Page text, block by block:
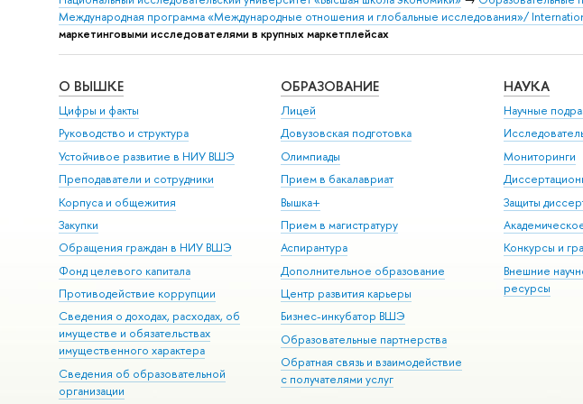
Международная программа «Международные отношения и глобальные исследования»/
маркетинговыми исследователями в крупных маркетплейсах
О ВЫШКЕ
Цифры и факты
Руководство и структура
Устойчивое развитие в НИУ ВШЭ
Преподаватели и сотрудники
Корпуса и общежития
Закупки
Обращения граждан в НИУ ВШЭ
Фонд целевого капитала
Противодействие коррупции
Сведения о доходах, расходах, об
имуществе и обязательствах
имущественного характера
Сведения об образовательной
организации
ОБРАЗОВАНИЕ
Лицей
Довузовская подготовка
Олимпиады
Прием в бакалавриат
Вышка+
Прием в магистратуру
Аспирантура
Дополнительное образование
Центр развития карьеры
Бизнес-инкубатор ВШЭ
Образовательные партнерства
Обратная связь и взаимодействие
с получателями услуг
НАУКА
Научные
Мониторинги
Защиты
Конкурсы и
Внешние
ресурсы